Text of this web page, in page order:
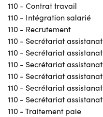
110 - Contrat travail
110 - Intégration salarié
110 - Recrutement
110 - Secrétariat
110 - Secrétariat
110 - Secrétariat
110 - Secrétariat
110 - Secrétariat
110 - Secrétariat
110 - Traitement paie